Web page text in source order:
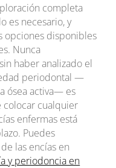
completa
es necesario, y
opciones disponibles
Nunca
haber analizado el
periodontal —
ósea activa— es
cualquier
enfermas está
Puedes
las encías en
y periodoncia en